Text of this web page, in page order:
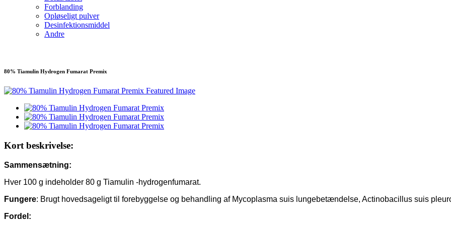
Forblanding
Opløseligt pulver
Desinfektionsmiddel
Andre
80% Tiamulin Hydrogen Fumarat Premix
Kort beskrivelse:
Sammensætning:
Hver 100 g indeholder 80 g Tiamulin -hydrogenfumarat.
Fungere: Brugt hovedsageligt til forebyggelse og behandling af Mycoplasma suis lungebetændelse, Actinobacillus suis
Fordel: